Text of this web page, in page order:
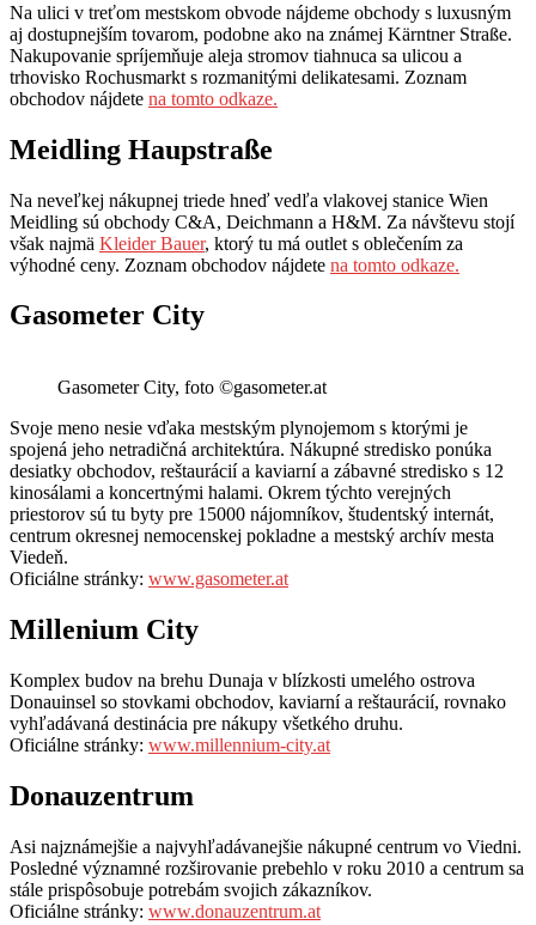
Na ulici v treťom mestskom obvode nájdeme obchody s luxusným
aj dostupnejším tovarom, podobne ako na známej Kärntner Straße.
Nakupovanie spríjemňuje aleja stromov tiahnuca sa ulicou a
trhovisko Rochusmarkt s rozmanitými delikatesami. Zoznam
obchodov nájdete na tomto odkaze.
Meidling Haupstraße
Na neveľkej nákupnej triede hneď vedľa vlakovej stanice Wien
Meidling sú obchody C&A, Deichmann a H&M. Za návštevu stojí
však najmä Kleider Bauer, ktorý tu má outlet s oblečením za
výhodné ceny. Zoznam obchodov nájdete na tomto odkaze.
Gasometer City
Gasometer City, foto ©gasometer.at
Svoje meno nesie vďaka mestským plynojemom s ktorými je
spojená jeho netradičná architektúra. Nákupné stredisko ponúka
desiatky obchodov, reštaurácií a kaviarní a zábavné stredisko s 12
kinosálami a koncertnými halami. Okrem týchto verejných
priestorov sú tu byty pre 15000 nájomníkov, študentský internát,
centrum okresnej nemocenskej pokladne a mestský archív mesta
Viedeň.
Oficiálne stránky: www.gasometer.at
Millenium City
Komplex budov na brehu Dunaja v blízkosti umelého ostrova
Donauinsel so stovkami obchodov, kaviarní a reštaurácií, rovnako
vyhľadávaná destinácia pre nákupy všetkého druhu.
Oficiálne stránky: www.millennium-city.at
Donauzentrum
Asi najznámejšie a najvyhľadávanejšie nákupné centrum vo Viedni.
Posledné významné rozširovanie prebehlo v roku 2010 a centrum sa
stále prispôsobuje potrebám svojich zákazníkov.
Oficiálne stránky: www.donauzentrum.at